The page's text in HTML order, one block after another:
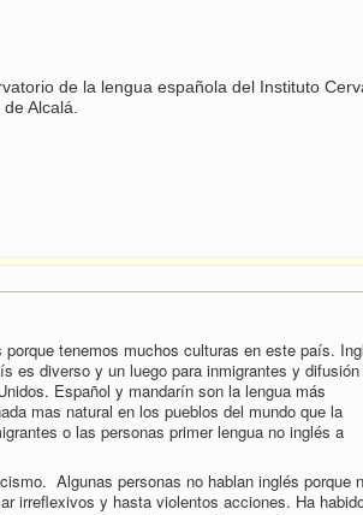
de la lengua española del Instituto
Alcalá.
tenemos muchos culturas en este país.
es diverso y un luego para inmigrantes y difusión
Español y mandarín son la lengua más
mas natural en los pueblos del mundo que la
o las personas primer lengua no inglés a
Algunas personas no hablan inglés porque
irreflexivos y hasta violentos acciones. Ha